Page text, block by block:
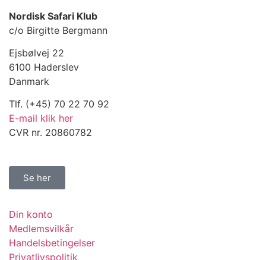
Nordisk Safari Klub
c/o Birgitte Bergmann
Ejsbølvej 22
6100 Haderslev
Danmark
Tlf. (+45) 70 22 70 92
E-mail klik her
CVR nr. 20860782
Se her
Din konto
Medlemsvilkår
Handelsbetingelser
Privatlivspolitik